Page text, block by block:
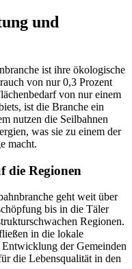
und
ist ihre ökologische
von nur 0,3 Prozent
von nur einem
ist die Branche ein
nutzen die Seilbahnen
was sie zu einem der
macht.
die Regionen
geht weit über
bis in die Täler
Regionen.
in die lokale
der Gemeinden
die Lebensqualität in den